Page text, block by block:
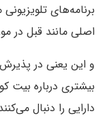
برنامه‌های
اصلی مانند قبل در
و این یعنی در
بیشتری درباره بیت
دارایی را دنبال